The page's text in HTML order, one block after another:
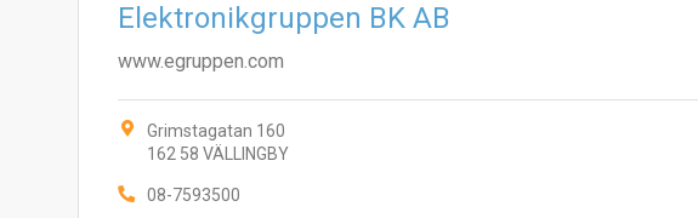
Elektronikgruppen BK AB
www.egruppen.com
Grimstagatan 160
162 58 VÄLLINGBY
08-7593500